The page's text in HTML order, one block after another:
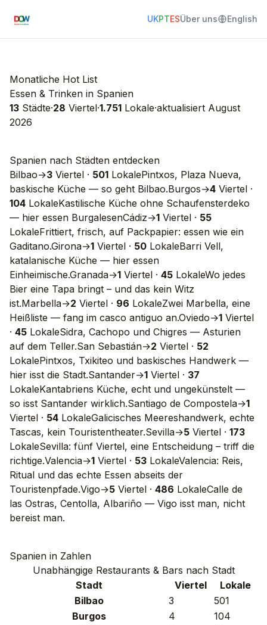
UKPTESÜber uns English
Monatliche Hot List
Essen & Trinken in Spanien
13 Städte·28 Viertel·1.751 Lokale·aktualisiert August
2026
Spanien nach Städten entdecken
Bilbao→3 Viertel · 501 LokalePintxos, Plaza Nueva,
baskische Küche — so geht Bilbao.Burgos→4 Viertel ·
104 LokaleKastilische Küche ohne Schaufensterdeko
— hier essen BurgalesenCádiz→1 Viertel · 55
LokaleFrittiert, frisch, auf Packpapier: essen wie ein
Gaditano.Girona→1 Viertel · 50 LokaleBarri Vell,
katalanische Küche — hier essen
Einheimische.Granada→1 Viertel · 45 LokaleWo jedes
Bier eine Tapa bringt – und das kein Witz
ist.Marbella→2 Viertel · 96 LokaleZwei Marbella, eine
Heißliste — fang im casco antiguo an.Oviedo→1 Viertel
· 45 LokaleSidra, Cachopo und Chigres — Asturien
auf dem Teller.San Sebastián→2 Viertel · 52
LokalePintxos, Txikiteo und baskisches Handwerk —
hier isst die Stadt.Santander→1 Viertel · 37
LokaleKantabriens Küche, echt und ungekünstelt —
so isst Santander wirklich.Santiago de Compostela→1
Viertel · 54 LokaleGalicisches Meereshandwerk, echte
Tascas, kein Touristentheater.Sevilla→5 Viertel · 173
LokaleSevilla: fünf Viertel, eine Entscheidung – triff die
richtige.Valencia→1 Viertel · 53 LokaleValencia: Reis,
Ritual und das echte Essen abseits der
Touristenpfade.Vigo→5 Viertel · 486 LokaleCalle de
las Ostras, Centolla, Albariño — Vigo isst man, nicht
bereist man.
Spanien in Zahlen
Unabhängige Restaurants & Bars nach Stadt
Stadt
Viertel
Lokale
Bilbao
3
501
Burgos
4
104